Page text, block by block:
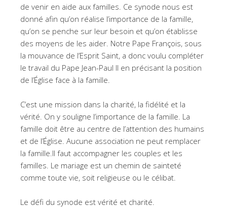
de venir en aide aux familles. Ce synode nous est
donné afin qu’on réalise l’importance de la famille,
qu’on se penche sur leur besoin et qu’on établisse
des moyens de les aider. Notre Pape François, sous
la mouvance de l’Esprit Saint, a donc voulu compléter
le travail du Pape Jean-Paul II en précisant la position
de l’Église face à la famille.
C’est une mission dans la charité, la fidélité et la
vérité. On y souligne l’importance de la famille. La
famille doit être au centre de l’attention des humains
et de l’Église. Aucune association ne peut remplacer
la famille.Il faut accompagner les couples et les
familles. Le mariage est un chemin de sainteté
comme toute vie, soit religieuse ou le célibat.
Le défi du synode est vérité et charité.